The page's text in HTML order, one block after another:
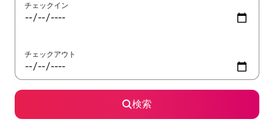
チェックイン
チェックアウト
検索